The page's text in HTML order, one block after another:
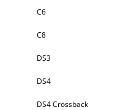
C6
C8
DS3
DS4
DS4 Crossback